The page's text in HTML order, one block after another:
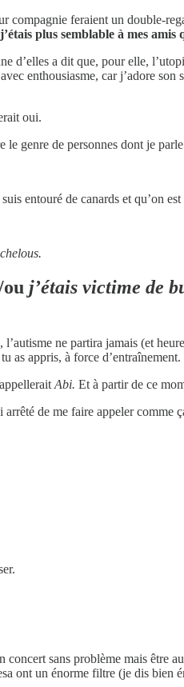
feraient un double-
plus semblable à mes amis
d’elles a dit que, pour elle,
enthousiasme, car j’adore
oui.
le genre de personnes dont je
entouré de canards et qu’on
j’étais victime de
ne partira jamais (et
as appris, à force d’entraînement.
Abi. Et à partir de ce
de me faire appeler comme
sans problème mais être
ont un énorme filtre (je dis bien